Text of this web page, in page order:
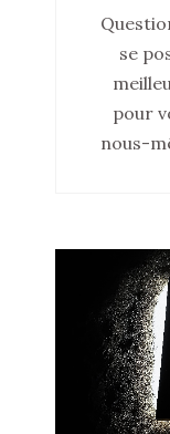
se
pour
nous-